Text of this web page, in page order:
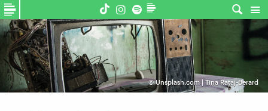
©Unsplash.com | Tina Rataj-Berard